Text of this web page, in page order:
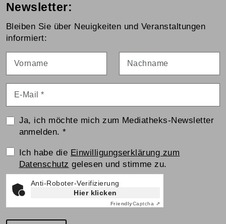
Newsletter:
Bleiben Sie über Neuigkeiten und Veranstaltungen
informiert:
Ja, ich möchte mich zum Mediatheks-Newsletter
anmelden.*
Einwilligungserklärung
Ich habe die Einwilligungserklärung zum
Datenschutz gelesen und stimme zu.
Anti-Roboter-Verifizierung
Hier klicken
FriendlyCaptcha ⇗